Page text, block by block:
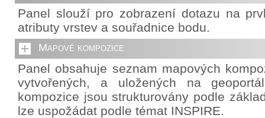
Panel slouží pro zobrazení dotazu na
atributy vrstev a souřadnice bodu.
Mapové kompozice
Panel obsahuje seznam mapových
vytvořených, a uložených na
kompozice jsou strukturovány podle
lze uspožádat podle témat INSPIRE.